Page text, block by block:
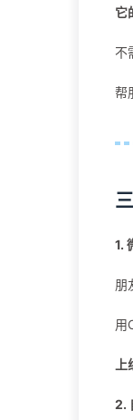
它
不
帮
1.
朋
用
2.